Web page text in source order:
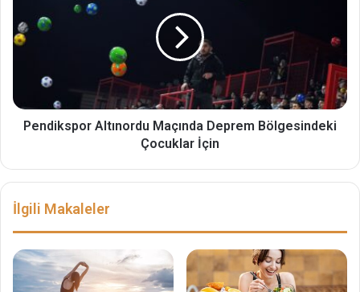
Pendikspor Altınordu Maçında Deprem Bölgesindeki
Çocuklar İçin
İlgili Makaleler